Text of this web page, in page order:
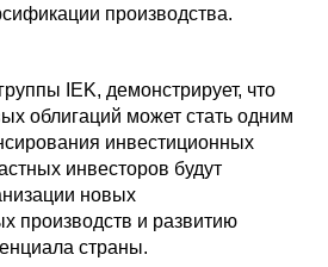
производства.
IEK, демонстрирует, что
облигаций может стать одним
инвестиционных
инвесторов будут
новых
производств и развитию
страны.